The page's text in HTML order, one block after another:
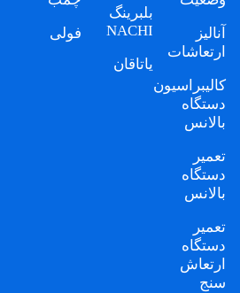
آنالیز
ارتعاشات
کالیبراسیون
دستگاه
بالانس
تعمیر
دستگاه
بالانس
تعمیر
دستگاه
ارتعاش
سنج
بلبرینگ
NACHI
یاتاقان
فولی